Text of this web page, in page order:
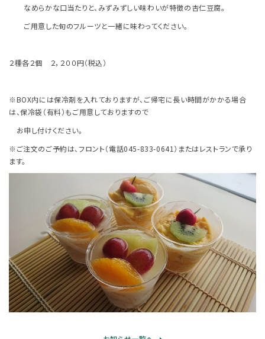
なめらかな口当たりと、みずみずしい味わいが特徴の杏仁豆腐。
ご用意した旬のフルーツと一緒に味わってください。
２種各２個 ２，２００円（税込）
※BOX内には保冷剤を入れておりますが、ご帰宅に長い時間がかかる場合
は、保冷袋（有料）もご用意しておりますので
お申し付けください。
※ご注文のご予約は、フロント（電話045-833-0641 ）またはレストランで承り
ます。